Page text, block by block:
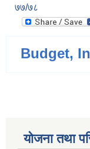
७७/७८
Budget,
योजना तथा